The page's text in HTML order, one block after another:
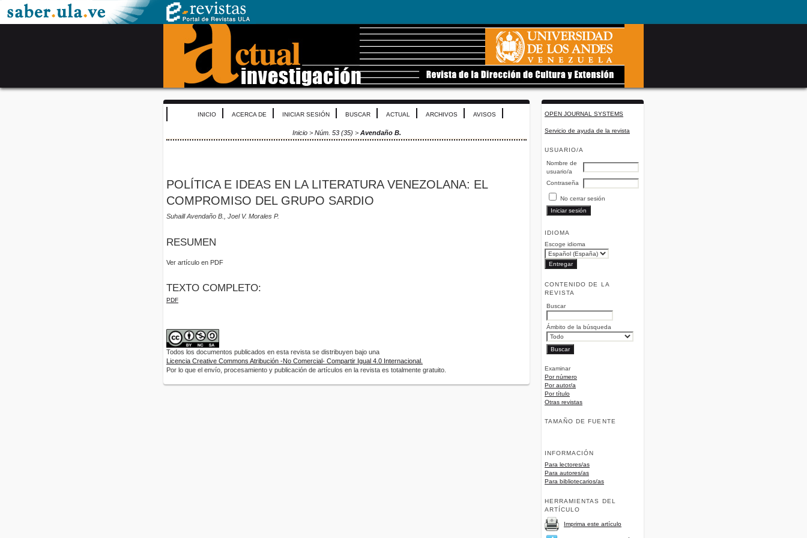
OPEN JOURNAL SYSTEMS
Servicio de ayuda de la revista
USUARIO/A
Nombre de
usuario/a
Contraseña
No cerrar sesión
IDIOMA
Escoge idioma
CONTENIDO DE LA
REVISTA
Buscar
Ámbito de la búsqueda
Examinar
Por número
Por autor/a
Por título
Otras revistas
TAMAÑO DE FUENTE
INFORMACIÓN
Para lectores/as
Para autores/as
Para bibliotecarios/as
HERRAMIENTAS DEL
ARTÍCULO
Imprima este artículo
INICIO ACERCA DE INICIAR SESIÓN BUSCAR ACTUAL ARCHIVOS AVISOS
Inicio> Núm. 53 (35) > Avendaño B.
POLÍTICA E IDEAS EN LA LITERATURA VENEZOLANA: EL
COMPROMISO DEL GRUPO SARDIO
Suhaill Avendaño B., Joel V. Morales P.
RESUMEN
Ver artículo en PDF
TEXTO COMPLETO:
PDF
Todos los documentos publicados en esta revista se distribuyen bajo una
Licencia Creative Commons Atribución -No Comercial- Compartir Igual 4.0 Internacional.
Por lo que el envío, procesamiento y publicación de artículos en la revista es totalmente gratuito.